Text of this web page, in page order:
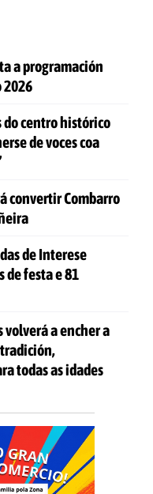
a programación
2026
do centro histórico
de voces coa
convertir Combarro
de Interese
de festa e 81
volverá a encher a
todas as idades